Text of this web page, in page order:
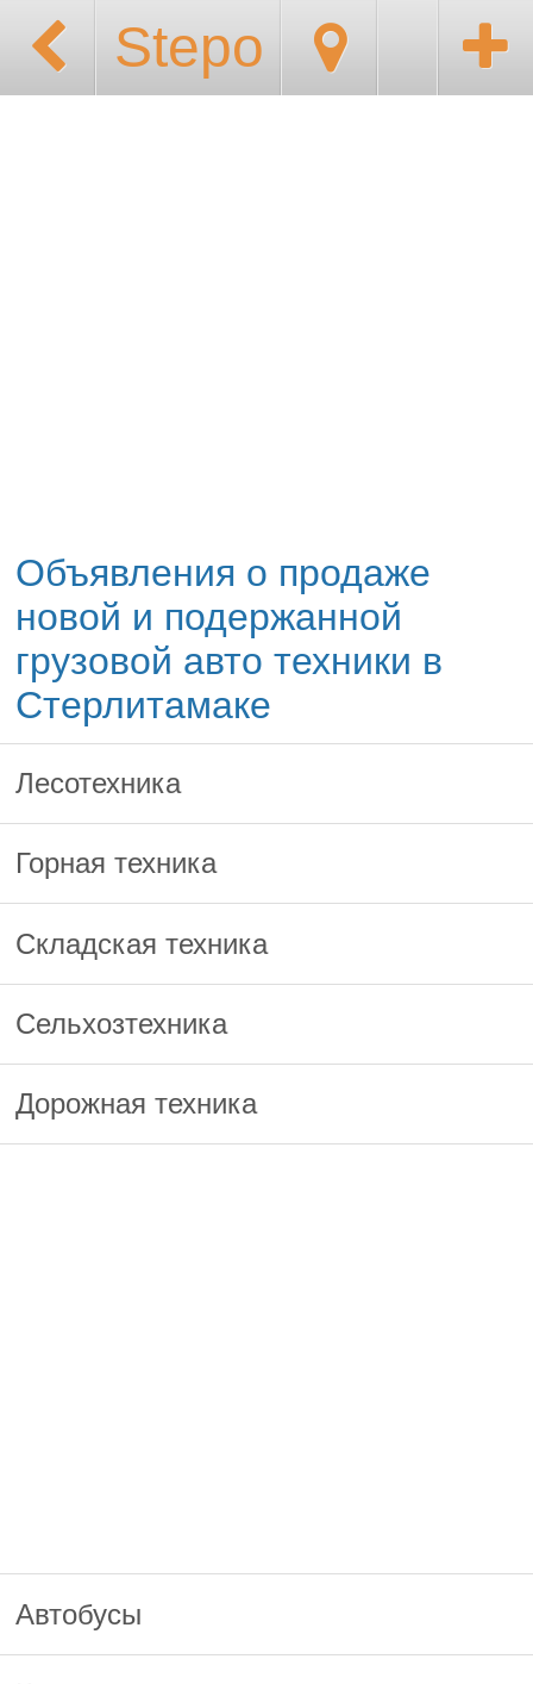
Stepo
Объявления о продаже
новой и подержанной
грузовой авто техники в
Стерлитамаке
Лесотехника
Горная техника
Складская техника
Сельхозтехника
Дорожная техника
Автобусы